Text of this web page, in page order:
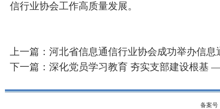
信行业协会工作高质量发展。
上一篇： 河北省信息通信行业协会成功举办信
下一篇： 深化党员学习教育 夯实支部建设根基
备案号